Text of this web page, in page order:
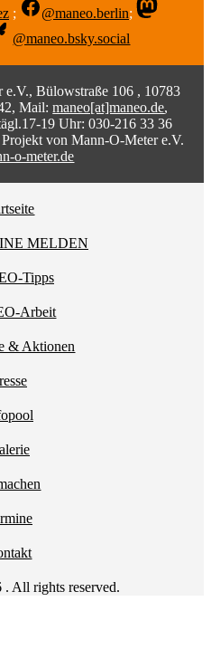
; @maneo.berlin;
@maneo.bsky.social
Bülowstraße 106 , 10783
Mail:maneo[at]maneo.de,
19 Uhr: 030-216 33 36
von Mann-O-Meter e.V.
o-meter.de
MELDEN
Tipps
Arbeit
& Aktionen
All rights reserved.